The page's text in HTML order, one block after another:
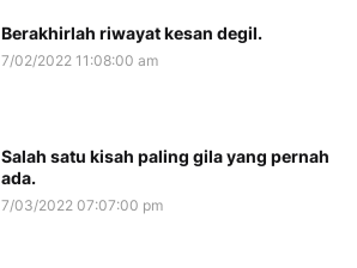
Berakhirlah riwayat kesan degil.
7/02/2022 11:08:00 am
Salah satu kisah paling gila yang pernah
ada.
7/03/2022 07:07:00 pm